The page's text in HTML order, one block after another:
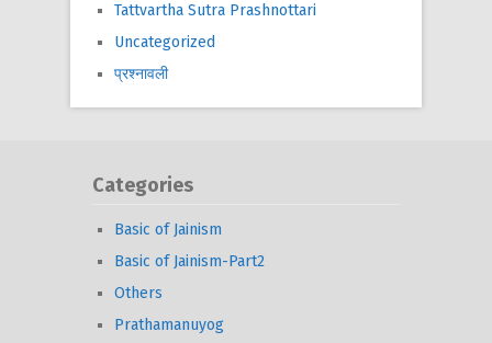
Tattvartha Sutra Prashnottari
Uncategorized
प्रश्नावली
Categories
Basic of Jainism
Basic of Jainism-Part2
Others
Prathamanuyog